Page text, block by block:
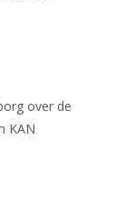
over de
KAN